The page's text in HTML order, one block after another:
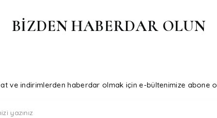
BİZDEN HABERDAR OLUN
ve indirimlerden haberdar olmak için e-bültenimize abone